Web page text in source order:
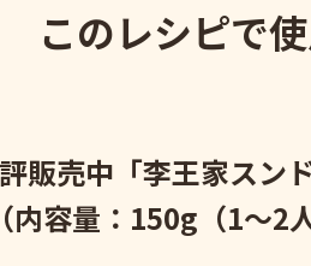
このレシピで
販売中「李王家スン
内容量：150g（1～2